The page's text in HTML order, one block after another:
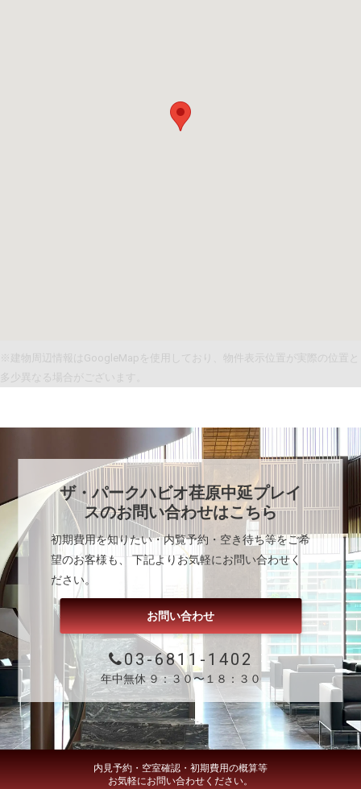
※建物周辺情報はGoogleMapを使用しており、物件表示位置が実際の位置と
多少異なる場合がございます。
ザ・パークハビオ荏原中延プレイ
スのお問い合わせはこちら
初期費用を知りたい・内覧予約・空き待ち等をご希
望のお客様も、 下記よりお気軽にお問い合わせく
ださい。
お問い合わせ
03-6811-1402
年中無休 ９：３０〜１８：３０
内見予約・空室確認・初期費用の概算等
お気軽にお問い合わせください。